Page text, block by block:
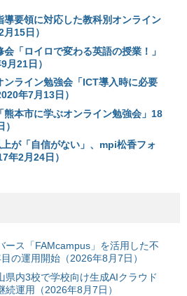
要領に対応した教科別オンライン
15日）
「ロイロで変わる英語の授業！」
月21日）
ライン勉強会「ICT導入時に必要
年7月13日）
本市に学ぶオンライン勉強会」18
が「自信がない」、mpi松香フォ
年2月24日）
ース「FAMcampus」を活用した不
の運用開始（2026年8月7日）
県内3校で学校向け生成AIクラウド
続運用（2026年8月7日）